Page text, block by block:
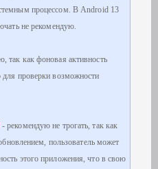
процессом. В Android 13
не рекомендую.
так как фоновая активность
проверки возможности
- рекомендую не трогать, так как
пользователь может
этого приложения, что в свою